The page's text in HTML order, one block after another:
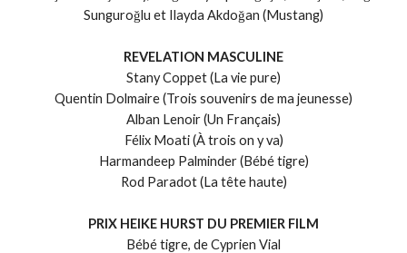
Sunguroğlu et Ilayda Akdoğan (Mustang)
REVELATION MASCULINE
Stany Coppet (La vie pure)
Quentin Dolmaire (Trois souvenirs de ma jeunesse)
Alban Lenoir (Un Français)
Félix Moati (À trois on y va)
Harmandeep Palminder (Bébé tigre)
Rod Paradot (La tête haute)
PRIX HEIKE HURST DU PREMIER FILM
Bébé tigre, de Cyprien Vial